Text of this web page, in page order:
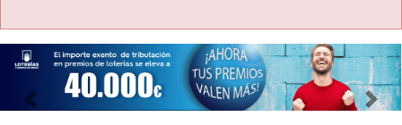
Imagen anterior